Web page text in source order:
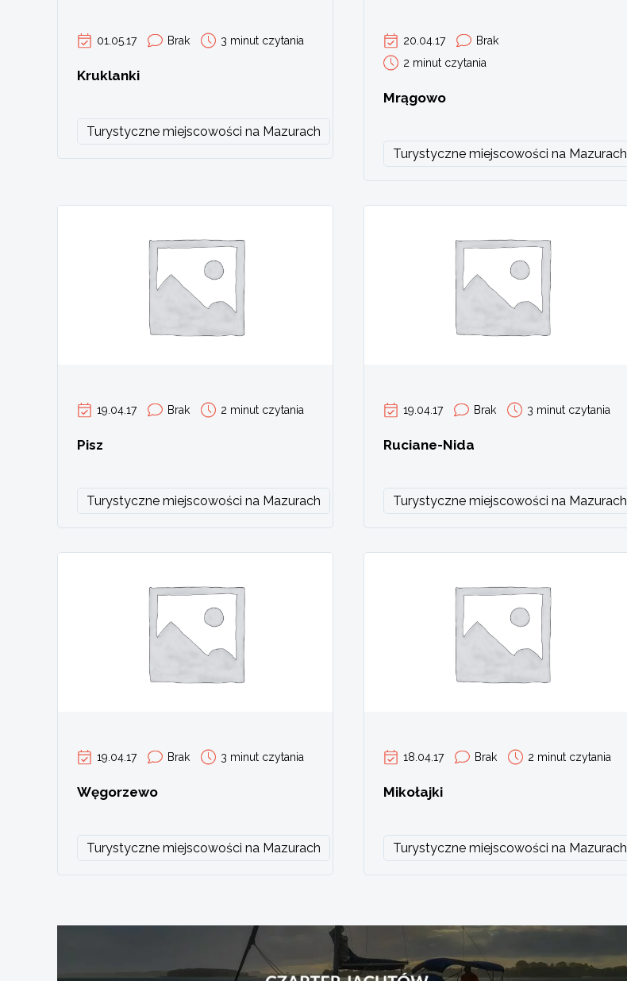
01.05.17 Brak 3 minut czytania
Kruklanki
Turystyczne miejscowości na Mazurach
20.04.17
Brak
2 minut czytania
Mrągowo
Turystyczne miejscowości na Mazurach
19.04.17 Brak 2 minut czytania
Pisz
Turystyczne miejscowości na Mazurach
19.04.17 Brak 3 minut czytania
Ruciane-Nida
Turystyczne miejscowości na Mazurach
19.04.17 Brak 3 minut czytania
Węgorzewo
Turystyczne miejscowości na Mazurach
18.04.17 Brak 2 minut czytania
Mikołajki
Turystyczne miejscowości na Mazurach